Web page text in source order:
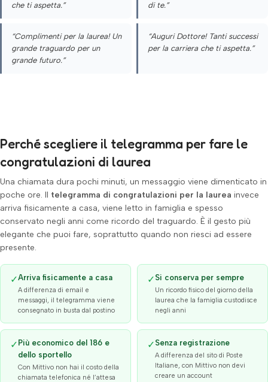
che ti aspetta.”
di te.”
“Complimenti per la laurea! Un
grande traguardo per un
grande futuro.”
“Auguri Dottore! Tanti successi
per la carriera che ti aspetta.”
Perché scegliere il telegramma per fare le
congratulazioni di laurea
Una chiamata dura pochi minuti, un messaggio viene dimenticato in
poche ore. Il telegramma di congratulazioni per la laurea invece
arriva fisicamente a casa, viene letto in famiglia e spesso
conservato negli anni come ricordo del traguardo. È il gesto più
elegante che puoi fare, soprattutto quando non riesci ad essere
presente.
✓Arriva fisicamente a casa
A differenza di email e
messaggi, il telegramma viene
consegnato in busta dal postino
✓ Si conserva per sempre
Un ricordo fisico del giorno della
laurea che la famiglia custodisce
negli anni
✓ Più economico del 186 e
dello sportello
Con Mittivo non hai il costo della
chiamata telefonica né l’attesa
✓ Senza registrazione
A differenza del sito di Poste
Italiane, con Mittivo non devi
creare un account